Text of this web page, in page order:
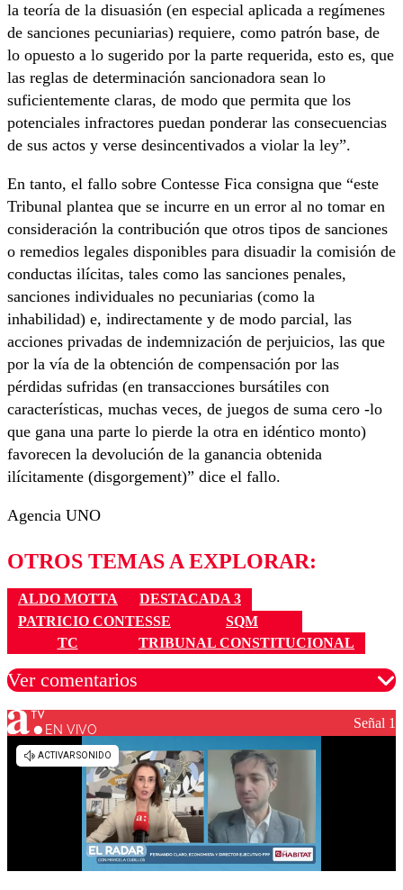
la teoría de la disuasión (en especial aplicada a regímenes
de sanciones pecuniarias) requiere, como patrón base, de
lo opuesto a lo sugerido por la parte requerida, esto es, que
las reglas de determinación sancionadora sean lo
suficientemente claras, de modo que permita que los
potenciales infractores puedan ponderar las consecuencias
de sus actos y verse desincentivados a violar la ley”.
En tanto, el fallo sobre Contesse Fica consigna que “este
Tribunal plantea que se incurre en un error al no tomar en
consideración la contribución que otros tipos de sanciones
o remedios legales disponibles para disuadir la comisión de
conductas ilícitas, tales como las sanciones penales,
sanciones individuales no pecuniarias (como la
inhabilidad) e, indirectamente y de modo parcial, las
acciones privadas de indemnización de perjuicios, las que
por la vía de la obtención de compensación por las
pérdidas sufridas (en transacciones bursátiles con
características, muchas veces, de juegos de suma cero -lo
que gana una parte lo pierde la otra en idéntico monto)
favorecen la devolución de la ganancia obtenida
ilícitamente (disgorgement)” dice el fallo.
Agencia UNO
OTROS TEMAS A EXPLORAR:
ALDO MOTTA
DESTACADA 3
PATRICIO CONTESSE
SQM
TC
TRIBUNAL CONSTITUCIONAL
Ver comentarios
Los comentarios son moderados para garantizar un
diálogo respetuoso.
EN VIVO Señal 1